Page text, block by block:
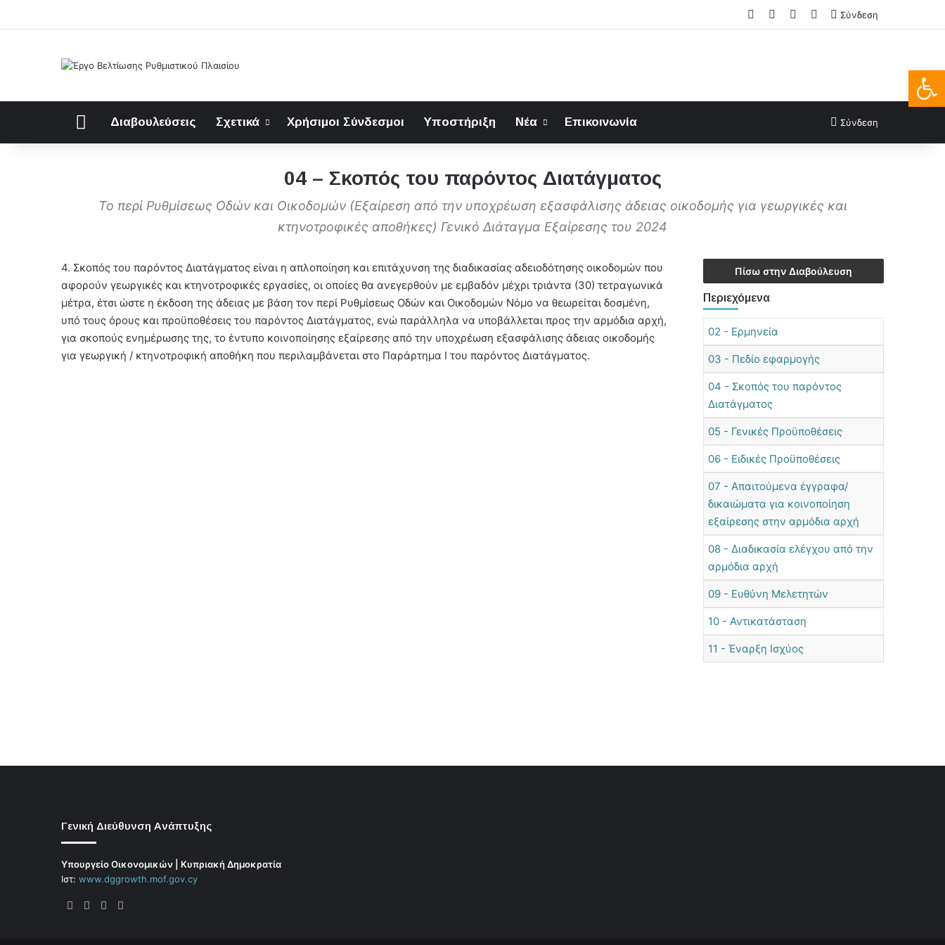
Facebook LinkedIn
FAQsΣύνδεση
ΑρχικήΔιαβουλεύσεις Σχετικά Χρήσιμοι Σύνδεσμοι Υποστήριξη Νέα Επικοινωνία Σύνδεση
04 – Σκοπός του παρόντος Διατάγματος
Το περί Ρυθμίσεως Οδών και Οικοδομών (Εξαίρεση από την υποχρέωση εξασφάλισης άδειας οικοδομής για γεωργικές και
κτηνοτροφικές αποθήκες) Γενικό Διάταγμα Εξαίρεσης του 2024
4. Σκοπός του παρόντος Διατάγματος είναι η απλοποίηση και επιτάχυνση της διαδικασίας αδειοδότησης οικοδομών που
αφορούν γεωργικές και κτηνοτροφικές εργασίες, οι οποίες θα ανεγερθούν με εμβαδόν μέχρι τριάντα (30) τετραγωνικά
μέτρα, έτσι ώστε η έκδοση της άδειας με βάση τον περί Ρυθμίσεως Οδών και Οικοδομών Νόμο να θεωρείται δοσμένη,
υπό τους όρους και προϋποθέσεις του παρόντος Διατάγματος, ενώ παράλληλα να υποβάλλεται προς την αρμόδια αρχή,
για σκοπούς ενημέρωσης της, το έντυπο κοινοποίησης εξαίρεσης από την υποχρέωση εξασφάλισης άδειας οικοδομής
για γεωργική / κτηνοτροφική αποθήκη που περιλαμβάνεται στο Παράρτημα Ι του παρόντος Διατάγματος.
Πίσω στην Διαβούλευση
Περιεχόμενα
02 - Ερμηνεία
03 - Πεδίο εφαρμογής
04 - Σκοπός του παρόντος
Διατάγματος
05 - Γενικές Προϋποθέσεις
06 - Ειδικές Προϋποθέσεις
07 - Απαιτούμενα έγγραφα/
δικαιώματα για κοινοποίηση
εξαίρεσης στην αρμόδια αρχή
08 - Διαδικασία ελέγχου από την
αρμόδια αρχή
09 - Ευθύνη Μελετητών
10 - Αντικατάσταση
11 - Έναρξη Ισχύος
Γενική Διεύθυνση Ανάπτυξης
Υπουργείο Οικονομικών | Κυπριακή Δημοκρατία
Ιστ: www.dggrowth.mof.gov.cy
Facebook
X LinkedIn